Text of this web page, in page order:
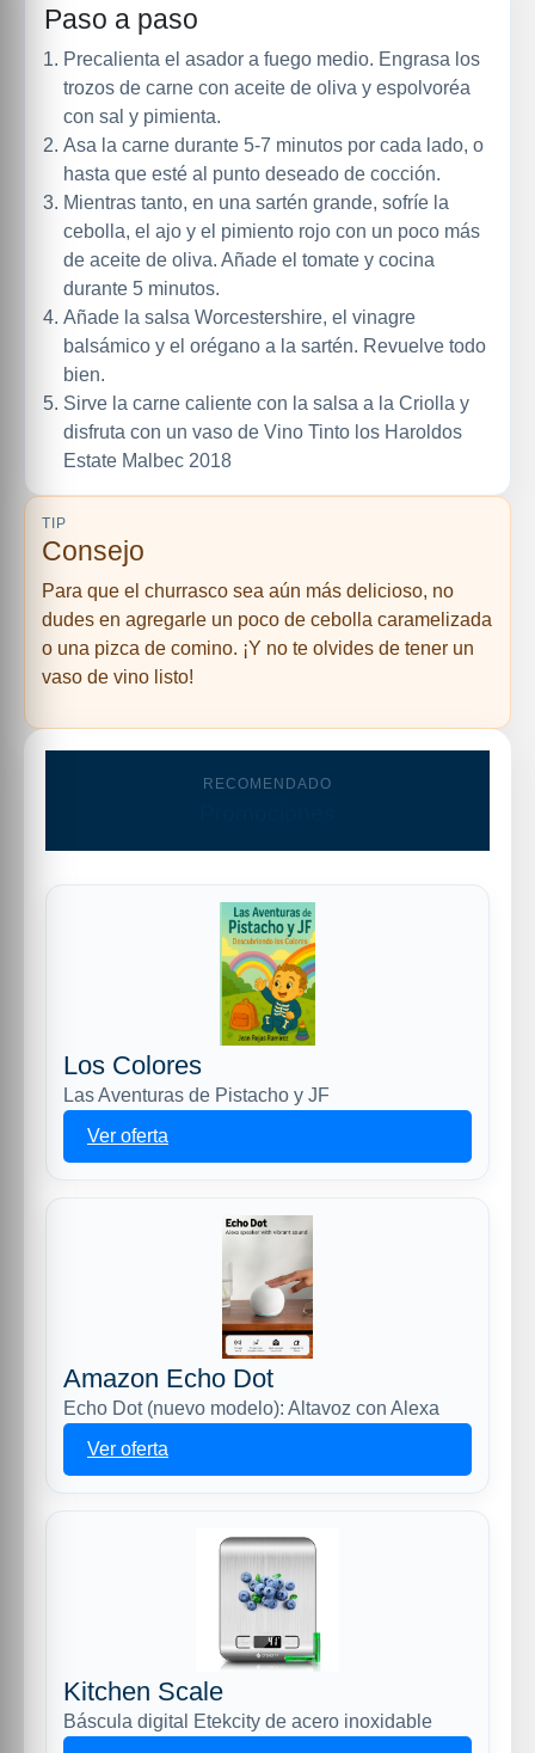
Paso a paso
Precalienta el asador a fuego medio. Engrasa los
trozos de carne con aceite de oliva y espolvoréa
con sal y pimienta.
Asa la carne durante 5-7 minutos por cada lado, o
hasta que esté al punto deseado de cocción.
Mientras tanto, en una sartén grande, sofríe la
cebolla, el ajo y el pimiento rojo con un poco más
de aceite de oliva. Añade el tomate y cocina
durante 5 minutos.
Añade la salsa Worcestershire, el vinagre
balsámico y el orégano a la sartén. Revuelve todo
bien.
Sirve la carne caliente con la salsa a la Criolla y
disfruta con un vaso de Vino Tinto los Haroldos
Estate Malbec 2018
TIP
Consejo
Para que el churrasco sea aún más delicioso, no
dudes en agregarle un poco de cebolla caramelizada
o una pizca de comino. ¡Y no te olvides de tener un
vaso de vino listo!
RECOMENDADO
Los Colores
Las Aventuras de Pistacho y JF
Ver oferta
Amazon Echo Dot
Echo Dot (nuevo modelo): Altavoz con Alexa
Ver oferta
Kitchen Scale
Báscula digital Etekcity de acero inoxidable